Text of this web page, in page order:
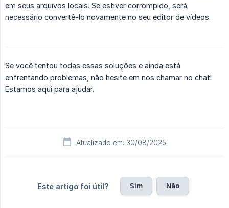
em seus arquivos locais. Se estiver corrompido, será
necessário convertê-lo novamente no seu editor de vídeos.
Se você tentou todas essas soluções e ainda está
enfrentando problemas, não hesite em nos chamar no chat!
Estamos aqui para ajudar.
Atualizado em: 30/08/2025
Este artigo foi útil? Sim Não